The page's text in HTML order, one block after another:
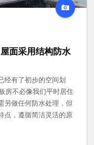
面采用结构防水
经有了初步的空间划
房不必像我们平时居住
另做任何防水处理，但
点，遵循简洁灵活的原